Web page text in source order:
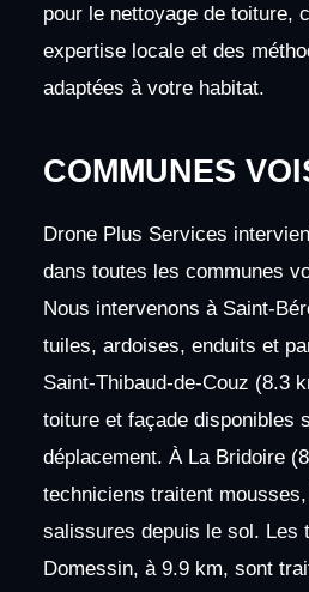
pour le nettoyage de toiture,
expertise locale et des
adaptées à votre habitat.
COMMUNES
Drone Plus Services
dans toutes les communes
Nous intervenons à Saint-
tuiles, ardoises, enduits et
Saint-Thibaud-de-Couz (8.3
toiture et façade disponibles
déplacement. À La Bridoire
techniciens traitent
salissures depuis le sol. Les
Domessin, à 9.9 km, sont